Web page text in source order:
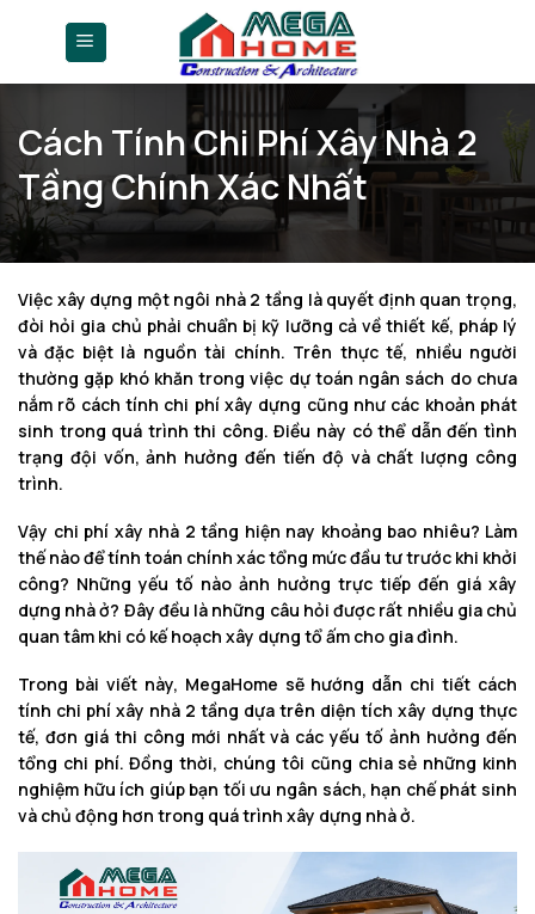
Cách Tính Chi Phí Xây Nhà 2
Tầng Chính Xác Nhất
Việc xây dựng một ngôi nhà 2 tầng là quyết định quan trọng,
đòi hỏi gia chủ phải chuẩn bị kỹ lưỡng cả về thiết kế, pháp lý
và đặc biệt là nguồn tài chính. Trên thực tế, nhiều người
thường gặp khó khăn trong việc dự toán ngân sách do chưa
nắm rõ cách tính chi phí xây dựng cũng như các khoản phát
sinh trong quá trình thi công. Điều này có thể dẫn đến tình
trạng đội vốn, ảnh hưởng đến tiến độ và chất lượng công
trình.
Vậy chi phí xây nhà 2 tầng hiện nay khoảng bao nhiêu? Làm
thế nào để tính toán chính xác tổng mức đầu tư trước khi khởi
công? Những yếu tố nào ảnh hưởng trực tiếp đến giá xây
dựng nhà ở? Đây đều là những câu hỏi được rất nhiều gia chủ
quan tâm khi có kế hoạch xây dựng tổ ấm cho gia đình.
Trong bài viết này, MegaHome sẽ hướng dẫn chi tiết cách
tính chi phí xây nhà 2 tầng dựa trên diện tích xây dựng thực
tế, đơn giá thi công mới nhất và các yếu tố ảnh hưởng đến
tổng chi phí. Đồng thời, chúng tôi cũng chia sẻ những kinh
nghiệm hữu ích giúp bạn tối ưu ngân sách, hạn chế phát sinh
và chủ động hơn trong quá trình xây dựng nhà ở.